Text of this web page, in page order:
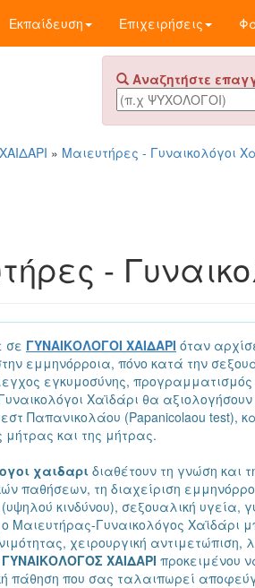
Εκπαίδευση Επιχειρήσεις
Αναζητήστε
ΧΑΙΔΑΡΙ » Μαιευτήρες - Γυναικολόγοι
-
σε ΓΥΝΑΙΚΟΛΟΓΟΙ ΧΑΙΔΑΡΙ όταν
εμμηνόρροια, πόνο κατά την
εγκυμοσύνης,
Χαϊδάρι θα
Παπανικολάου (Papanicolaou test),
μήτρας και της μήτρας.
χαιδαριδιαθέτουν τη γνώση και
παθήσεων, τη διαχείριση
κινδύνου), σεξουαλική υγεία,
Μαιευτήρας-Γυναικολόγος Χαϊδάρι
χειρουργική αντιμετώπιση,
ΓΥΝΑΙΚΟΛΟΓΟΣ ΧΑΙΔΑΡΙ προκειμένου
πάθηση που σας ταλαιπωρεί